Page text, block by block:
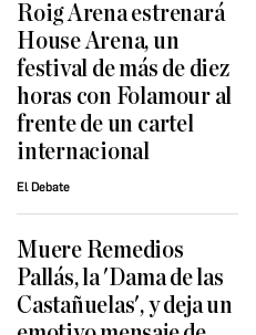
Roig Arena estrenará
House Arena, un
festival de más de diez
horas con Folamour al
frente de un cartel
internacional
El Debate
Muere Remedios
Pallás, la 'Dama de las
Castañuelas', y deja un